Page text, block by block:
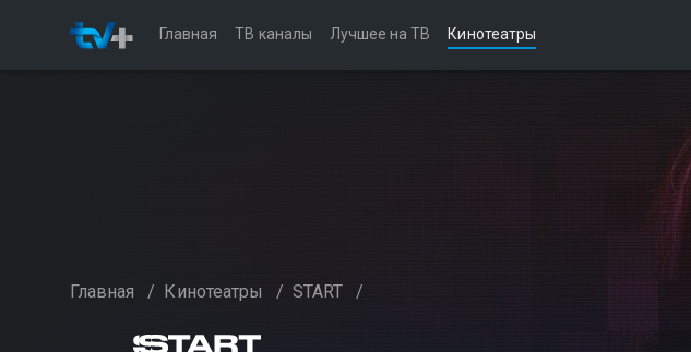
Главная ТВ каналы Лучшее на ТВ Кинотеатры
Главная / Кинотеатры / START /